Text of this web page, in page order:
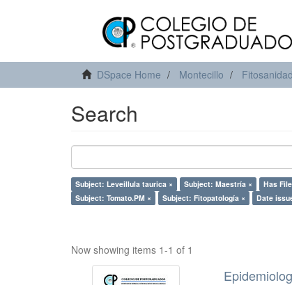
DSpace Home Montecillo Fitosanidad
Search
Subject: Leveillula taurica × Subject: Maestría × Has
Subject: Tomato.PM ×
Subject: Fitopatología × Date
Now showing items 1-1 of 1